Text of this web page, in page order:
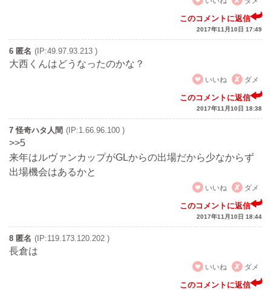
このコメントに返信
2017年11月10日 17:49
6 匿名 (IP:49.97.93.213 )
大西くんはどうなったのかな？
いいね
ダメ
このコメントに返信
2017年11月10日 18:38
7 怪奇ハタ人間 (IP:1.66.96.100 )
>>5
来年はルヴァンカップがGLからの出場だから少なからず
出場機会はあるかと
いいね
ダメ
このコメントに返信
2017年11月10日 18:44
8 匿名 (IP:119.173.120.202 )
長倉は
いいね
ダメ
このコメントに返信